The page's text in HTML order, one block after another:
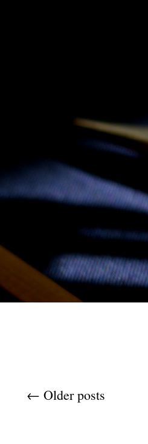
Post navigation
← Older posts